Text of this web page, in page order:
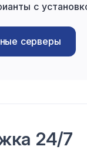
с
серверы
24/7